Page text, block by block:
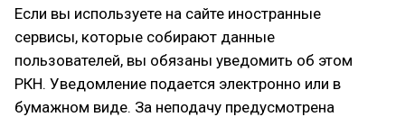
Если вы используете на сайте иностранные
сервисы, которые собирают данные
пользователей, вы обязаны уведомить об этом
РКН. Уведомление подается электронно или в
бумажном виде. За неподачу предусмотрена